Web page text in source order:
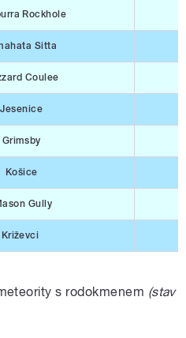
Rockhole
Sitta
Coulee
Jesenice
Grimsby
Košice
Gully
Križevci
s rodokmenem (stav